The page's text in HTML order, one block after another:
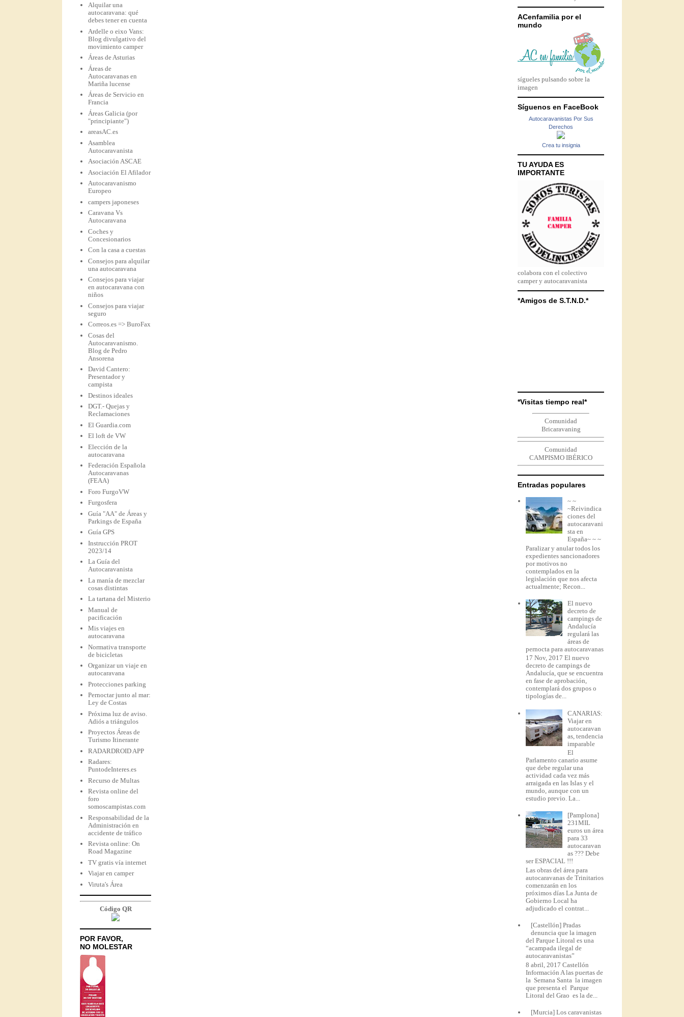
Alquilar una
autocaravana: qué
debes tener en cuenta
Ardelle o eixo Vans:
Blog divulgativo del
movimiento camper
Áreas de Asturias
Áreas de
Autocaravanas en
Mariña lucense
Áreas de Servicio en
Francia
Áreas Galicia (por
"principiante")
areasAC.es
Asamblea
Autocaravanista
Asociación ASCAE
Asociación El Afilador
Autocaravanismo
Europeo
campers japoneses
Caravana Vs
Autocaravana
Coches y
Concesionarios
Con la casa a cuestas
Consejos para alquilar
una autocaravana
Consejos para viajar
en autocaravana con
niños
Consejos para viajar
seguro
Correos.es => BuroFax
Cosas del
Autocaravanismo.
Blog de Pedro
Ansorena
David Cantero:
Presentador y
campista
Destinos ideales
DGT.- Quejas y
Reclamaciones
El Guardia.com
El loft de VW
Elección de la
autocaravana
Federación Española
Autocaravanas
(FEAA)
Foro FurgoVW
Furgosfera
Guía "AA" de Áreas y
Parkings de España
Guía GPS
Instrucción PROT
2023/14
La Guía del
Autocaravanista
La manía de mezclar
cosas distintas
La tartana del Misterio
Manual de
pacificación
Mis viajes en
autocaravana
Normativa transporte
de bicicletas
Organizar un viaje en
autocaravana
Protecciones parking
Pernoctar junto al mar:
Ley de Costas
Próxima luz de aviso.
Adiós a triángulos
Proyectos Áreas de
Turismo Itinerante
RADARDROID APP
Radares:
PuntodeInteres.es
Recurso de Multas
Revista online del
foro
somoscampistas.com
Responsabilidad de la
Administración en
accidente de tráfico
Revista online: On
Road Magazine
TV gratis vía internet
Viajar en camper
Viruta's Área
Código QR
POR FAVOR,
NO MOLESTAR
ACenfamilia por el
mundo
sígueles pulsando sobre la
imagen
Síguenos en FaceBook
Autocaravanistas Por Sus
Derechos
Crea tu insignia
TU AYUDA ES
IMPORTANTE
colabora con el colectivo
camper y autocaravanista
*Amigos de S.T.N.D.*
*Visitas tiempo real*
Comunidad
Bricaravaning
Comunidad
CAMPISMO IBÉRICO
Entradas populares
~ ~
~Reivindica
ciones del
autocaravani
sta en
España~ ~ ~
Paralizar y anular todos los
expedientes sancionadores
por motivos no
contemplados en la
legislación que nos afecta
actualmente; Recon...
El nuevo
decreto de
campings de
Andalucía
regulará las
áreas de
pernocta para autocaravanas
17 Nov, 2017 El nuevo
decreto de campings de
Andalucía, que se encuentra
en fase de aprobación,
contemplará dos grupos o
tipologías de...
CANARIAS:
Viajar en
autocaravan
as, tendencia
imparable
El
Parlamento canario asume
que debe regular una
actividad cada vez más
arraigada en las Islas y el
mundo, aunque con un
estudio previo. La...
[Pamplona]
231MIL
euros un área
para 33
autocaravan
as ??? Debe
ser ESPACIAL !!!
Las obras del área para
autocaravanas de Trinitarios
comenzarán en los
próximos días La Junta de
Gobierno Local ha
adjudicado el contrat...
[Castellón] Pradas
denuncia que la imagen
del Parque Litoral es una
“acampada ilegal de
autocaravanistas”
8 abril, 2017 Castellón
Información A las puertas de
la Semana Santa la imagen
que presenta el Parque
Litoral del Grao es la de...
[Murcia] Los caravanistas